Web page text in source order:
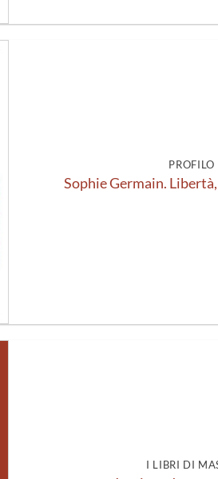
Sophie Germain.
I LIBRI DI